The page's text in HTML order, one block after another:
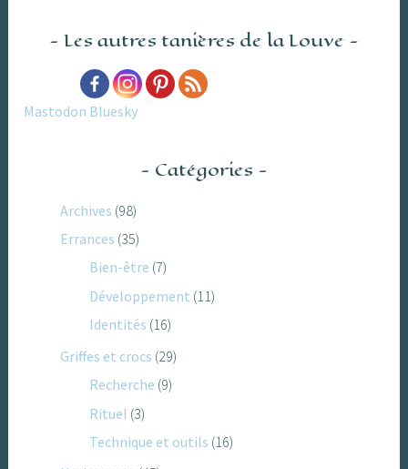
Les autres tanières de la Louve
Mastodon Bluesky
Catégories
Archives (98)
Errances (35)
Bien-être (7)
Développement (11)
Identités (16)
Griffes et crocs (29)
Recherche (9)
Rituel (3)
Technique et outils (16)